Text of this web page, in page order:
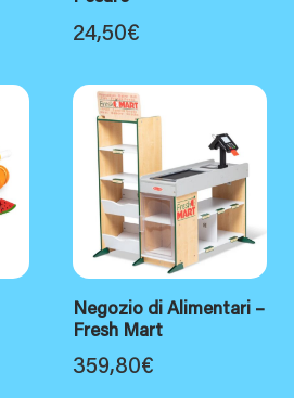
24,50€
Negozio di Alimentari –
Fresh Mart
359,80€